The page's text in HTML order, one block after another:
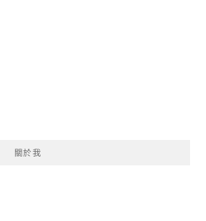
關於我